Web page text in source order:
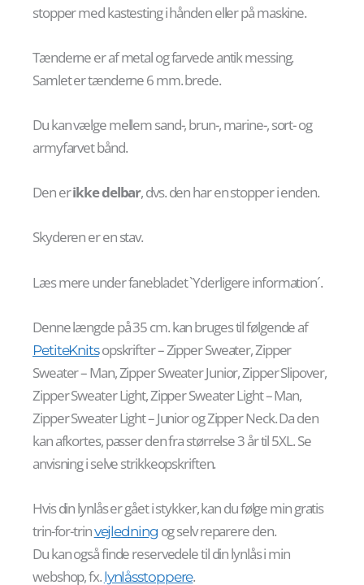
stopper med kastesting i hånden eller på maskine.
Tænderne er af metal og farvede antik messing.
Samlet er tænderne 6 mm. brede.
Du kan vælge mellem sand-, brun-, marine-, sort- og
armyfarvet bånd.
Den erikke delbar, dvs. den har en stopper i enden.
Skyderen er en stav.
Læs mere under fanebladet `Yderligere information´.
Denne længde på 35 cm. kan bruges til følgende af
PetiteKnitsopskrifter – Zipper Sweater, Zipper
Sweater – Man, Zipper Sweater Junior, Zipper Slipover,
Zipper Sweater Light, Zipper Sweater Light – Man,
Zipper Sweater Light – Junior og Zipper Neck. Da den
kan afkortes, passer den fra størrelse 3 år til 5XL. Se
anvisning i selve strikkeopskriften.
Hvis din lynlås er gået i stykker, kan du følge min gratis
trin-for-trinvejledning og selv reparere den.
Du kan også finde reservedele til din lynlås i min
webshop, fx. lynlåsstoppere.